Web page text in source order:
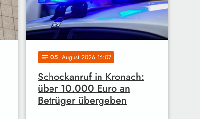
notes 05. August 2026 16:07
Schockanruf in Kronach:
über 10.000 Euro an
Betrüger übergeben